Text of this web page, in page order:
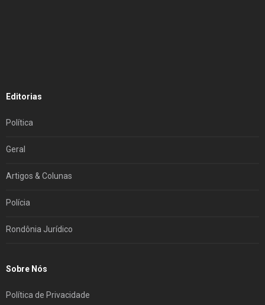
Editorias
Política
Geral
Artigos & Colunas
Polícia
Rondônia Jurídico
Sobre Nós
Política de Privacidade